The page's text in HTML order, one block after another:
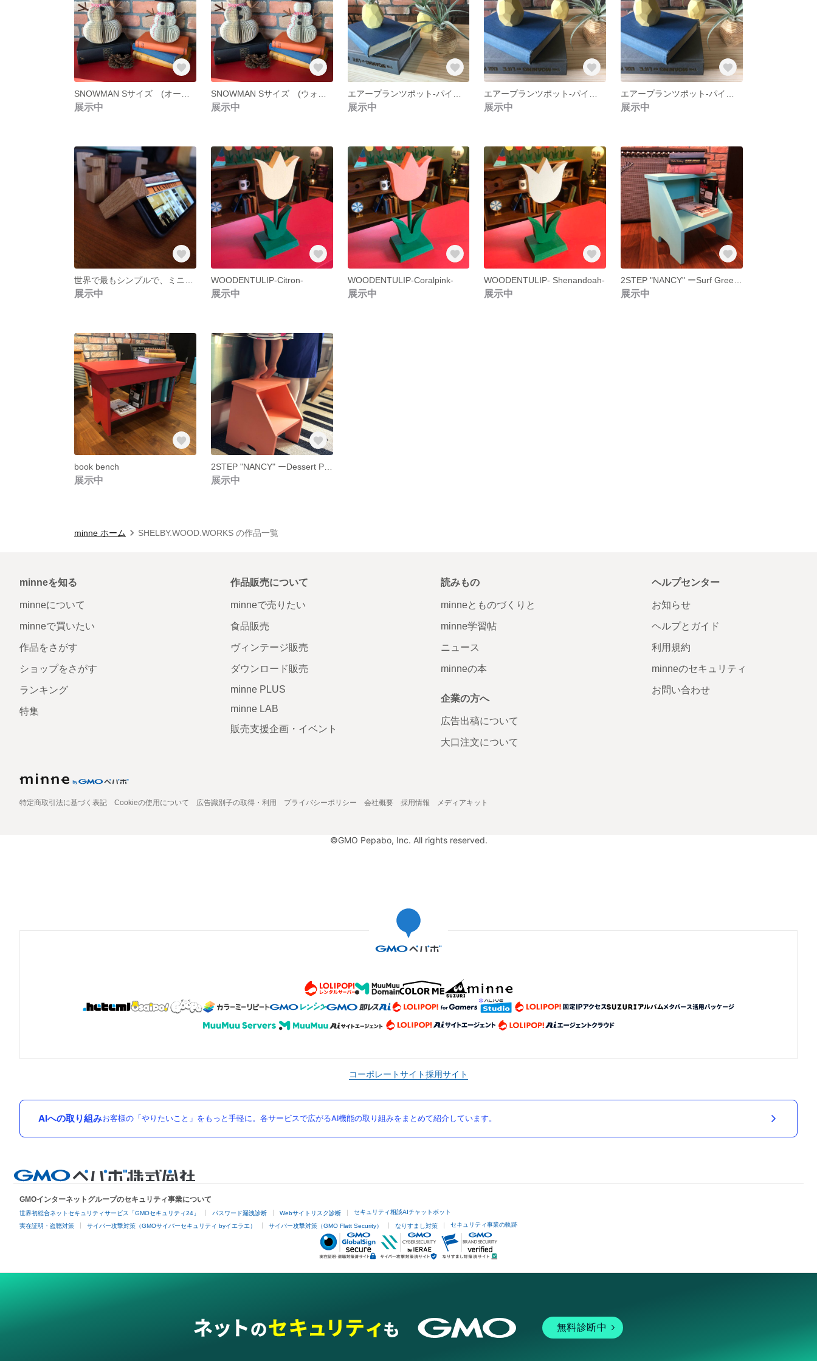
展示中 展示中 展示中 展示中 展示中
展示中
WOODENTULIP-Citron-
展示中
WOODENTULIP-Coralpink-
展示中
WOODENTULIP- Shenandoah-
展示中 展示中
book bench
展示中
2STEP "NANCY" ーDessert Pinkー
展示中
minne ホーム SHELBY.WOOD.WORKS の作品一覧
minneを知る
minneについて
minneで買いたい
作品をさがす
ショップをさがす
ランキング
特集
作品販売について
minneで売りたい
食品販売
ヴィンテージ販売
ダウンロード販売
minne PLUS
minne LAB
販売支援企画・イベント
読みもの
minneとものづくりと
minne学習帖
ニュース
minneの本
企業の方へ
広告出稿について
大口注文について
ヘルプセンター
お知らせ
ヘルプとガイド
利用規約
minneのセキュリティ
お問い合わせ
特定商取引法に基づく表記 Cookieの使用について 広告識別子の取得・利用 プライバシーポリシー 会社概要 採用情報 メディアキット
©GMO Pepabo, Inc. All rights reserved.
コーポレートサイト採用サイト
AIへの取り組みお客様の「やりたいこと」をもっと手軽に。各サービスで広がるAI機能の取り組みをまとめて紹介しています。
GMOインターネットグループのセキュリティ事業について
世界初総合ネットセキュリティサービス「GMOセキュリティ24」 パスワード漏洩診断 Webサイトリスク診断 セキュリティ相談AIチャットボット
実在証明・盗聴対策 サイバー攻撃対策（GMOサイバーセキュリティ byイエラエ） サイバー攻撃対策（GMO Flatt Security） なりすまし対策 セキュリティ事業の軌跡
無料診断中